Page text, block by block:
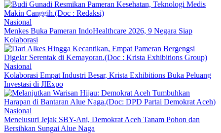
Nasional
Menkes Buka Pameran IndoHealthcare 2026, 9 Negara Siap
Kolaborasi
Nasional
Kolaborasi Empat Industri Besar, Krista Exhibitions Buka Peluang
Investasi di JIExpo
Nasional
Menelusuri Jejak SBY-Ani, Demokrat Aceh Tanam Pohon dan
Bersihkan Sungai Alue Naga